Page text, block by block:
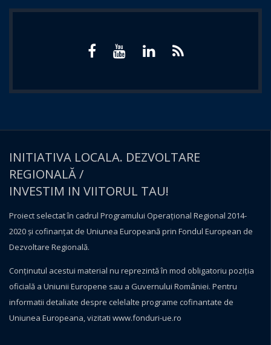
INITIATIVA LOCALA. DEZVOLTARE
REGIONALĂ /
INVESTIM IN VIITORUL TAU!
Proiect selectat în cadrul Programului Operațional Regional 2014-
2020 și cofinanțat de Uniunea Europeană prin Fondul European de
Dezvoltare Regională.
Conţinutul acestui material nu reprezintă în mod obligatoriu poziţia
oficială a Uniunii Europene sau a Guvernului României. Pentru
informatii detaliate despre celelalte programe cofinantate de
Uniunea Europeana, vizitati www.fonduri-ue.ro